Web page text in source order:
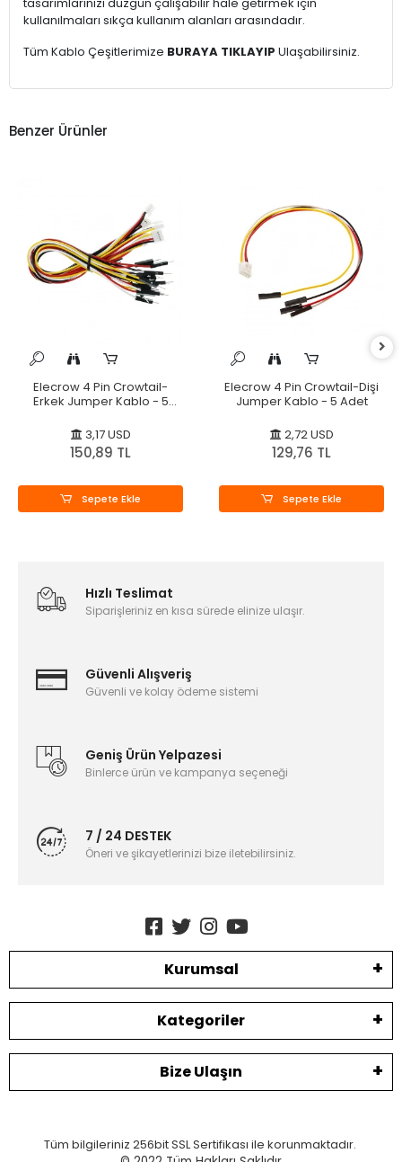
kullanılmaları sıkça kullanım alanları arasındadır.
Tüm Kablo Çeşitlerimize BURAYA TIKLAYIP Ulaşabilirsiniz.
Benzer Ürünler
Elecrow 4 Pin Crowtail-
Erkek Jumper Kablo - 5
3,17 USD
150,89 TL
Sepete Ekle
Elecrow 4 Pin Crowtail-Dişi
Jumper Kablo - 5 Adet
2,72 USD
129,76 TL
Sepete Ekle
Hızlı Teslimat
Siparişleriniz en kısa sürede elinize ulaşır.
Güvenli Alışveriş
Güvenli ve kolay ödeme sistemi
Geniş Ürün Yelpazesi
Binlerce ürün ve kampanya seçeneği
7 / 24 DESTEK
Öneri ve şikayetlerinizi bize iletebilirsiniz.
Kurumsal
Kategoriler
Bize Ulaşın
Tüm bilgileriniz 256bit SSL Sertifikası ile korunmaktadır.